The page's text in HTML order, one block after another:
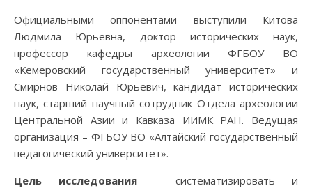
Официальными оппонентами выступили Китова
Людмила Юрьевна, доктор исторических наук,
профессор кафедры археологии ФГБОУ ВО
«Кемеровский государственный университет» и
Смирнов Николай Юрьевич, кандидат исторических
наук, старший научный сотрудник Отдела археологии
Центральной Азии и Кавказа ИИМК РАН. Ведущая
организация – ФГБОУ ВО «Алтайский государственный
педагогический университет».
Цель исследования– систематизировать и